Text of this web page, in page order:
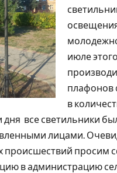
июле
плафонов
в
дня все светильники
лицами.
происшествий просим
в администрацию